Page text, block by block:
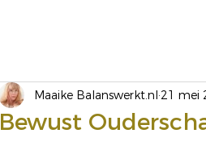
Bewust
Maaike Balanswerkt.nl 21 mei